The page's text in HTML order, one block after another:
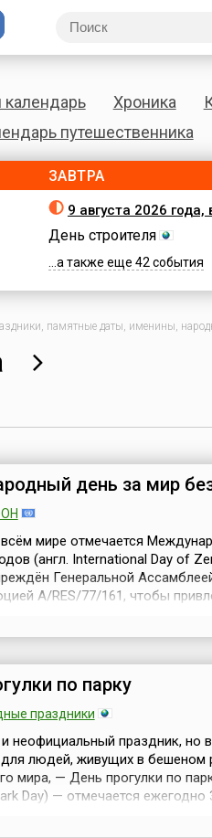
Хроника
путешественника
ЗАВТРА
9 августа 2026 года,
День строителя
...а также еще 42 события
памятные даты, именины,
день за мир
мире отмечается
(англ. International Day of
Генеральной
A/RES/77/161, чтобы
по парку
праздники
неофициальный праздник, но
для людей, живущих в бешеном
мира, — День прогулки по
Day) — отмечается ежегодно